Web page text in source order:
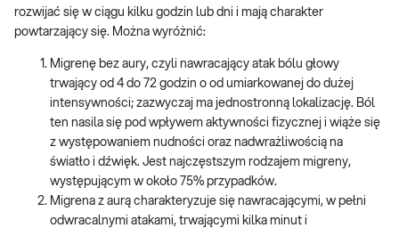
rozwijać się w ciągu kilku godzin lub dni i mają charakter
powtarzający się. Można wyróżnić:
Migrenę bez aury, czyli nawracający atak bólu głowy
trwający od 4 do 72 godzin o od umiarkowanej do dużej
intensywności; zazwyczaj ma jednostronną lokalizację. Ból
ten nasila się pod wpływem aktywności fizycznej i wiąże się
z występowaniem nudności oraz nadwrażliwością na
światło i dźwięk. Jest najczęstszym rodzajem migreny,
występującym w około 75% przypadków.
Migrena z aurą charakteryzuje się nawracającymi, w pełni
odwracalnymi atakami, trwającymi kilka minut i